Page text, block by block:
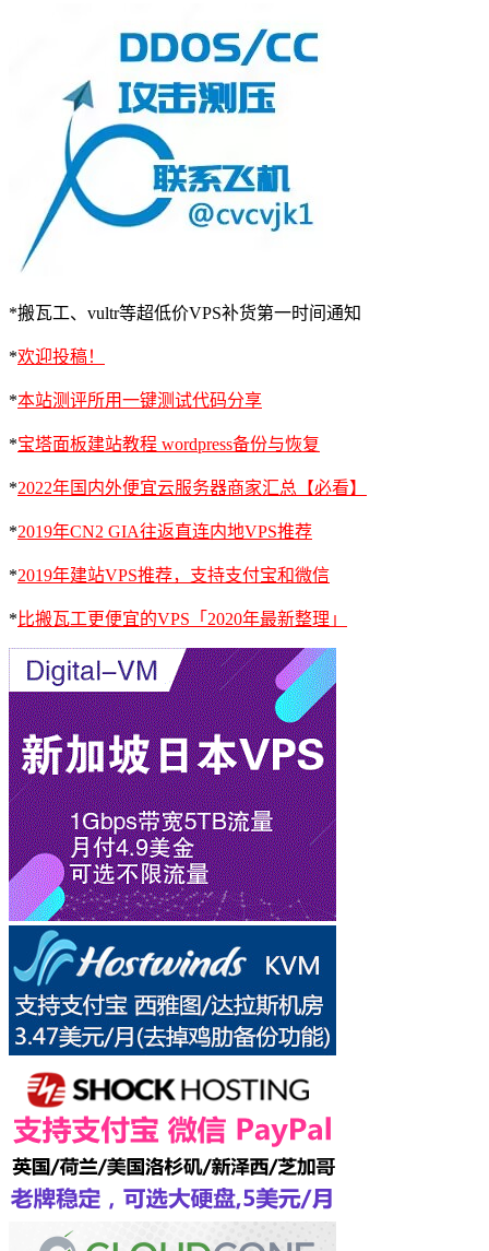
*搬瓦工、vultr等超低价VPS补货第一时间通知
*欢迎投稿！
*本站测评所用一键测试代码分享
*宝塔面板建站教程 wordpress备份与恢复
*2022年国内外便宜云服务器商家汇总【必看】
*2019年CN2 GIA往返直连内地VPS推荐
*2019年建站VPS推荐，支持支付宝和微信
* 比搬瓦工更便宜的VPS「2020年最新整理」